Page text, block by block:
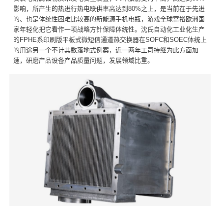
影响，所产生的热进行热电联供率高达到80%之上，是当前在于先进
的、也是体统性困难比较高的新能源手机电瓶，游戏全球富裕欧洲国
家年轻化把它看作一项战略方针保障体统性。沈氏自动化工业化生产
的FPHE系印刷版平板式微短信通道热交换器在SOFC和SOEC体统上
的用途另一个不计其数落地式例案，近一两年工司持继为此方面加
速，研磨产品设备产品质量问题，发展领域比重。